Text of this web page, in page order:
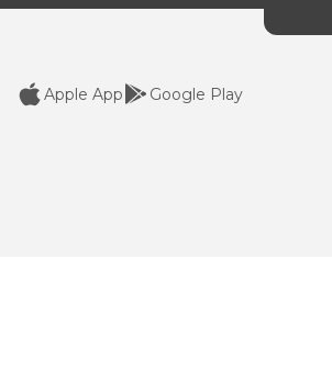
Apple App Google Play